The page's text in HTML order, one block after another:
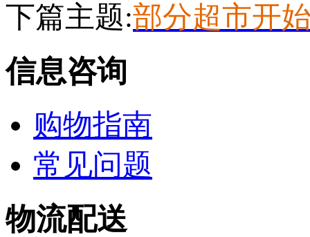
下篇主题:部分超市开
信息咨询
购物指南
常见问题
物流配送